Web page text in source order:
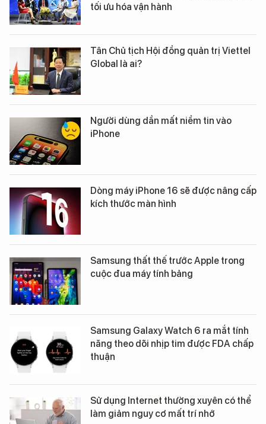
tối ưu hóa vận hành
Tân Chủ tịch Hội đồng quản trị Viettel
Global là ai?
Người dùng dần mất niềm tin vào
iPhone
Dòng máy iPhone 16 sẽ được nâng cấp
kích thước màn hình
Samsung thất thế trước Apple trong
cuộc đua máy tính bảng
Samsung Galaxy Watch 6 ra mắt tính
năng theo dõi nhịp tim được FDA chấp
thuận
Sử dụng Internet thường xuyên có thể
làm giảm nguy cơ mất trí nhớ